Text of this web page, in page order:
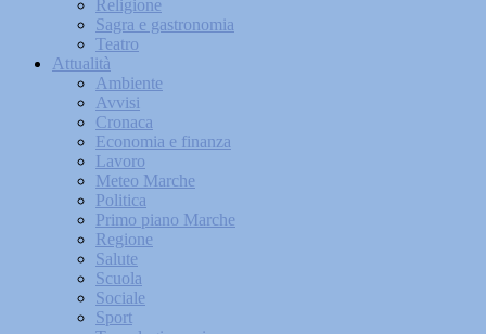
Religione
Sagra e gastronomia
Teatro
Attualità
Ambiente
Avvisi
Cronaca
Economia e finanza
Lavoro
Meteo Marche
Politica
Primo piano Marche
Regione
Salute
Scuola
Sociale
Sport